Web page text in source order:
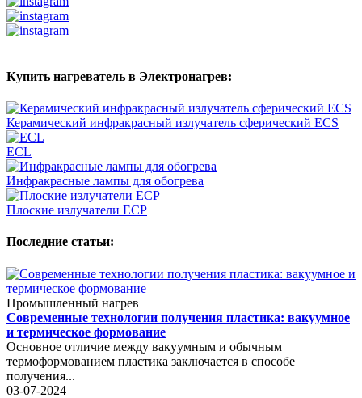
Купить нагреватель в Электронагрев:
Керамический инфракрасный излучатель сферический ECS
ECL
Инфракрасные лампы для обогрева
Плоские излучатели ECP
Последние статьи:
Промышленный нагрев
Современные технологии получения пластика: вакуумное
и термическое формование
Основное отличие между вакуумным и обычным
термоформованием пластика заключается в способе
получения...
03-07-2024